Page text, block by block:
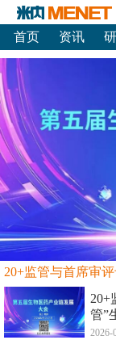
首页 资讯
20+
管”
2026-